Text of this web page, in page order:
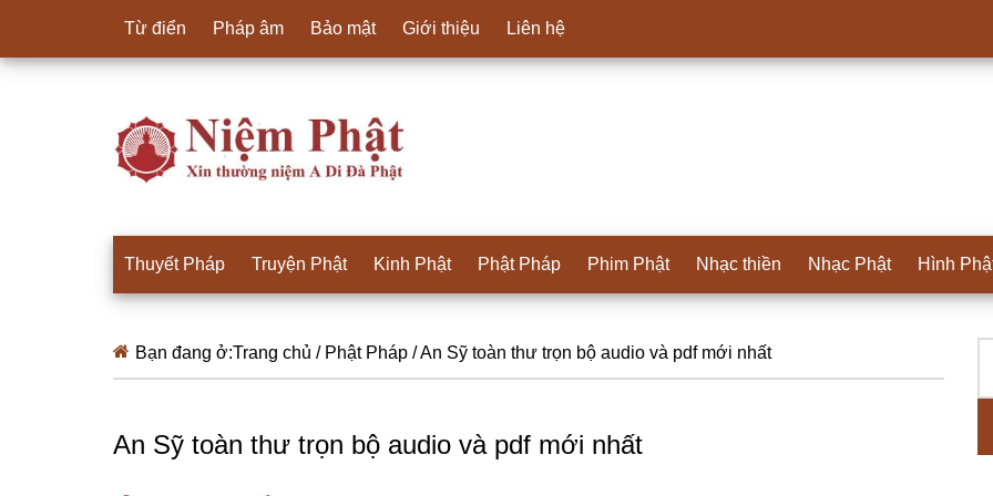
Từ điển Pháp âm Bảo mật Giới thiệu Liên hệ
Thuyết Pháp Truyện Phật Kinh Phật Phật Pháp Phim Phật Nhạc thiền Nhạc Phật Hình
Bạn đang ở:Trang chủ / Phật Pháp /An Sỹ toàn thư trọn bộ audio và pdf mới nhất
An Sỹ toàn thư trọn bộ audio và pdf mới nhất